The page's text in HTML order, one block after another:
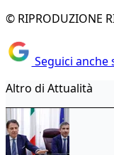
© RIPRODUZIONE
Seguici anche
Altro di Attualità